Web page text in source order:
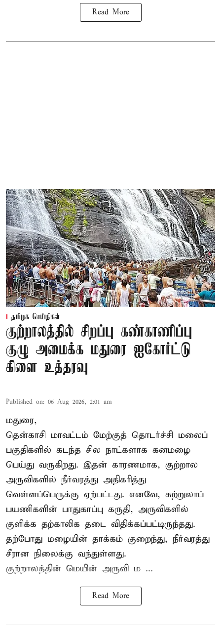
Read More
தமிழக செய்திகள்
குற்றாலத்தில் சிறப்பு கண்காணிப்பு
குழு அமைக்க மதுரை ஐகோர்ட்டு
கிளை உத்தரவு
Published on: 06 Aug 2026, 2:01 am
மதுரை,
தென்காசி மாவட்டம் மேற்குத் தொடர்ச்சி மலைப்
பகுதிகளில் கடந்த சில நாட்களாக கனமழை
பெய்து வருகிறது. இதன் காரணமாக, குற்றால
அருவிகளில் நீர்வரத்து அதிகரித்து
வெள்ளப்பெருக்கு ஏற்பட்டது. எனவே, சுற்றுலாப்
பயணிகளின் பாதுகாப்பு கருதி, அருவிகளில்
குளிக்க தற்காலிக தடை விதிக்கப்பட்டிருந்தது.
தற்போது மழையின் தாக்கம் குறைந்து, நீர்வரத்து
சீரான நிலைக்கு வந்துள்ளது.
குற்றாலத்தின் மெயின் அருவி ம ...
Read More